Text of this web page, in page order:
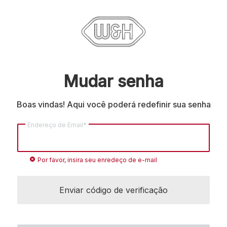
Mudar senha
Boas vindas! Aqui você poderá redefinir sua senha
Endereço de Email*
cancel Por favor, insira seu enredeço de e-mail
Enviar código de verificação